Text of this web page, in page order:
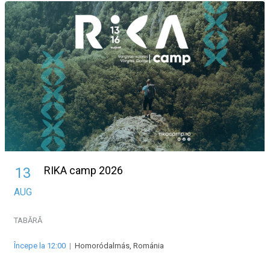
13
AUG
RIKA camp 2026
TABĂRĂ
Începe la 12:00 | Homoródalmás, Románia